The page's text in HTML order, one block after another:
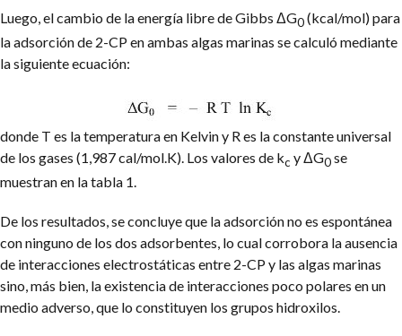
Luego, el cambio de la energía libre de Gibbs ΔG0(kcal/mol) para
la adsorción de 2-CP en ambas algas marinas se calculó mediante
la siguiente ecuación:
donde T es la temperatura en Kelvin y R es la constante universal
de los gases (1,987 cal/mol.K). Los valores de kc y ΔG0se
muestran en la tabla 1.
De los resultados, se concluye que la adsorción no es espontánea
con ninguno de los dos adsorbentes, lo cual corrobora la ausencia
de interacciones electrostáticas entre 2-CP y las algas marinas
sino, más bien, la existencia de interacciones poco polares en un
medio adverso, que lo constituyen los grupos hidroxilos.